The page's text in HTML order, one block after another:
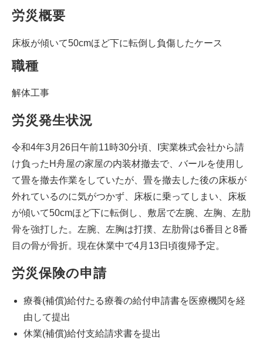
労災概要
床板が傾いて50cmほど下に転倒し負傷したケース
職種
解体工事
労災発生状況
令和4年3月26日午前11時30分頃、I実業株式会社から請
け負ったH舟屋の家屋の内装材撤去で、バールを使用し
て畳を撤去作業をしていたが、畳を撤去した後の床板が
外れているのに気がつかず、床板に乗ってしまい、床板
が傾いて50cmほど下に転倒し、敷居で左腕、左胸、左肋
骨を強打した。左腕、左胸は打撲、左肋骨は6番目と8番
目の骨が骨折。現在休業中で4月13日頃復帰予定。
労災保険の申請
療養(補償)給付たる療養の給付申請書を医療機関を経
由して提出
休業(補償)給付支給請求書を提出